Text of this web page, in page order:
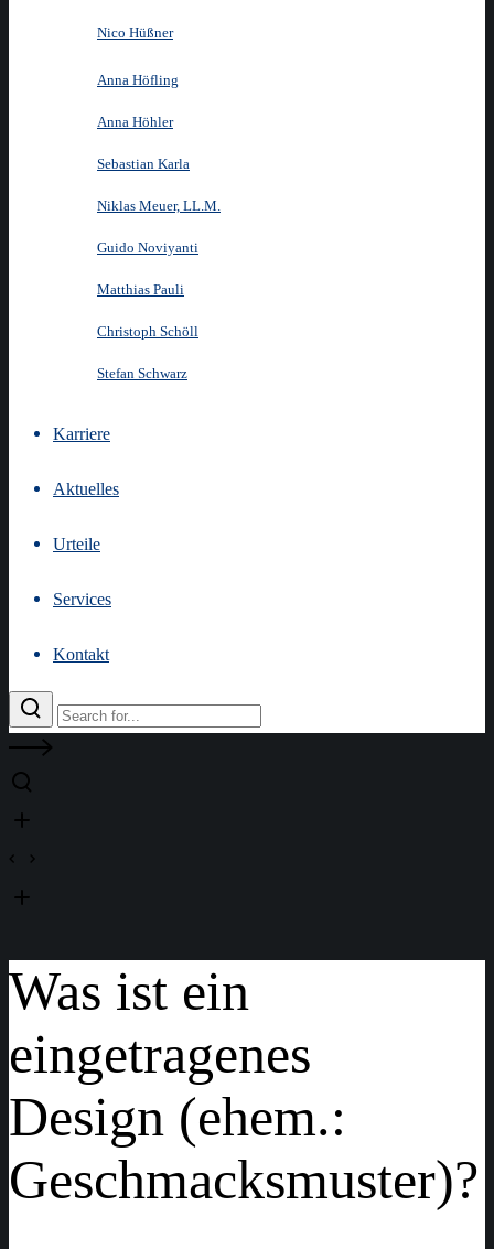
Nico Hüßner
Anna Höfling
Anna Höhler
Sebastian Karla
Niklas Meuer, LL.M.
Guido Noviyanti
Matthias Pauli
Christoph Schöll
Stefan Schwarz
Karriere
Aktuelles
Urteile
Services
Kontakt
Was ist ein
eingetragenes
Design (ehem.:
Geschmacksmuster)?